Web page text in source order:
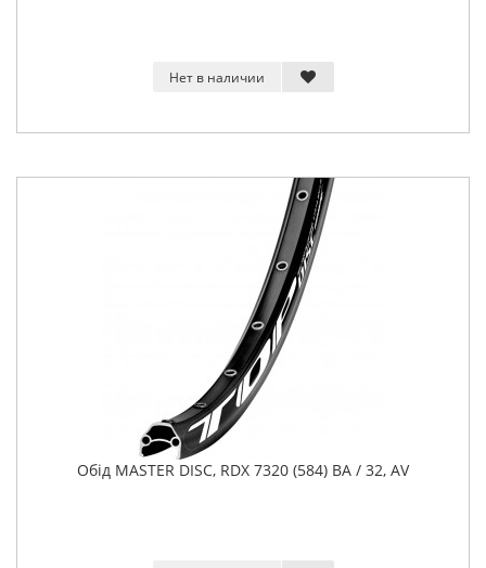
Нет в наличии
Обід MASTER DISC, RDX 7320 (584) BA / 32, AV